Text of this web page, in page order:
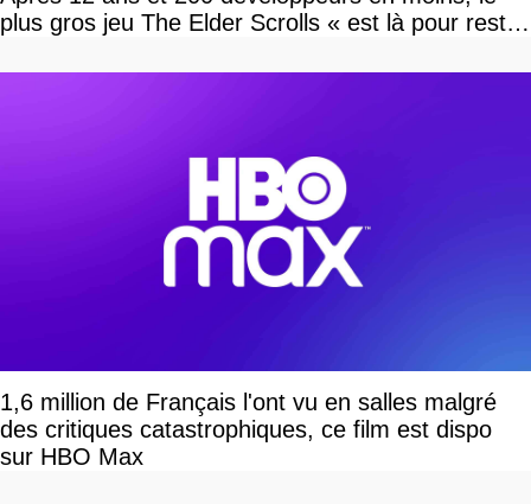
plus gros jeu The Elder Scrolls « est là pour rester
1,6 million de Français l'ont vu en salles malgré
des critiques catastrophiques, ce film est dispo
sur HBO Max